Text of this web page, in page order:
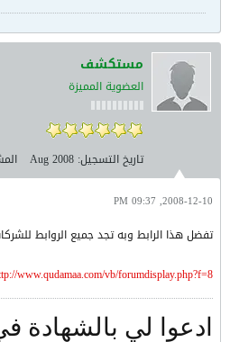
مستكشف
العضوية المميزة
تاريخ التسجيل: Aug 2008
2008-12-10, 09:37 PM
تفضل هذا الرابط وبه تجد جميع الروابط
www.qudamaa.com/vb/forumdisplay.php?f=8
ادعوا لي بالشهادة